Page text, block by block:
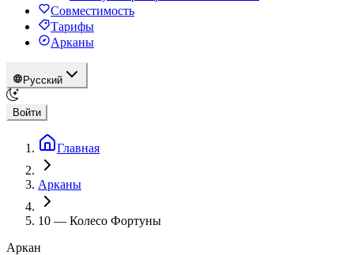
Совместимость
Тарифы
Арканы
Русский
Войти
Главная
Арканы
10 — Колесо Фортуны
Аркан